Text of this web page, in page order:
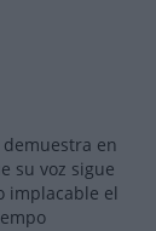
demuestra en
su voz sigue
implacable el